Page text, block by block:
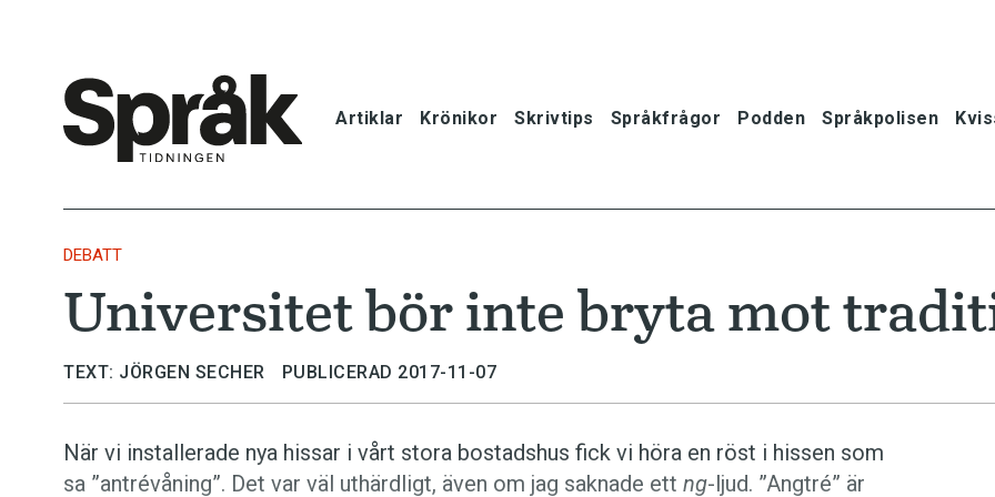
Artiklar Krönikor Skrivtips Språkfrågor Podden Språkpolisen
Krönikor
Språkfrågor
Bokrecensioner
DEBATT
Universitet bör inte bryta mot
TEXT: JÖRGEN SECHER PUBLICERAD 2017-11-07
När vi installerade nya hissar i vårt stora bostadshus fick vi höra en röst i hissen som
sa ”antrévåning”. Det var väl uthärdligt, även om jag saknade ett ng-ljud. ”Angtré” är